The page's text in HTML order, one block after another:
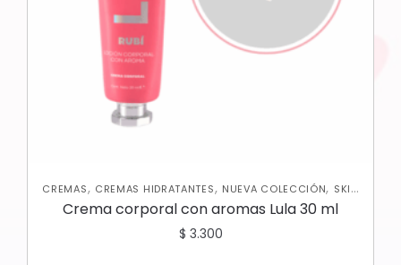
CREMAS, CREMAS HIDRATANTES, NUEVA COLECCIÓN, SKIN
CARE CORPORAL
Crema corporal con aromas Lula 30 ml
$ 3.300